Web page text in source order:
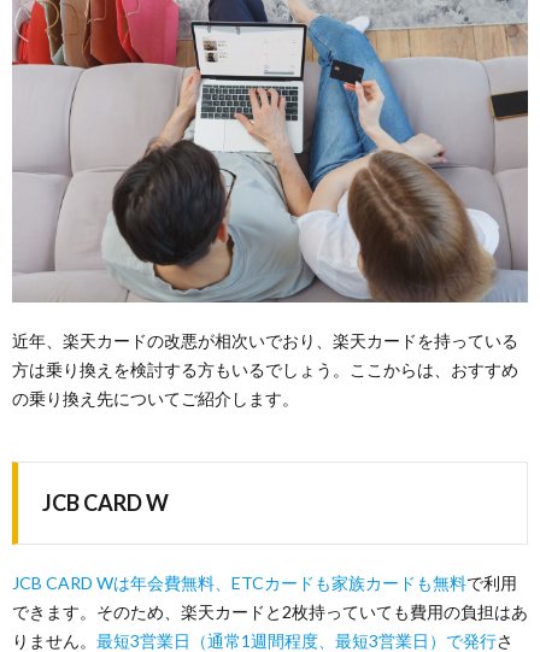
近年、楽天カードの改悪が相次いでおり、楽天カードを持っている
方は乗り換えを検討する方もいるでしょう。ここからは、おすすめ
の乗り換え先についてご紹介します。
JCB CARD W
JCB CARD Wは年会費無料、ETCカードも家族カードも無料で利用
できます。そのため、楽天カードと2枚持っていても費用の負担はあ
りません。 最短3営業日（通常1週間程度、最短3営業日）で発行さ